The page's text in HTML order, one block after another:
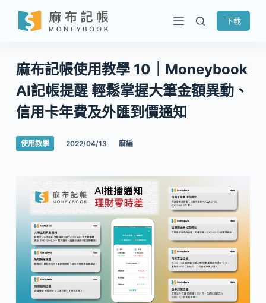
跳
至
要
內
容
下載
麻布記帳使用教學 10｜Moneybook
AI記帳提醒 輕鬆掌握大筆金額異動、
信用卡年費及外匯到價通知
使用教學 2022/04/13 麻編